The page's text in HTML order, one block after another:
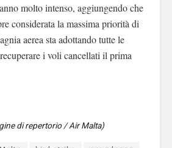
molto intenso, aggiungendo che
considerata la massima priorità di
aerea sta adottando tutte le
i voli cancellati il ​​prima
di repertorio / Air Malta)